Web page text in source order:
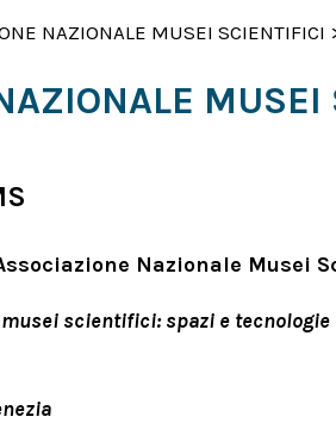
NAZIONALE MUSEI SCIENTIFICI
MUSEI
Nazionale Musei
scientifici: spazi e